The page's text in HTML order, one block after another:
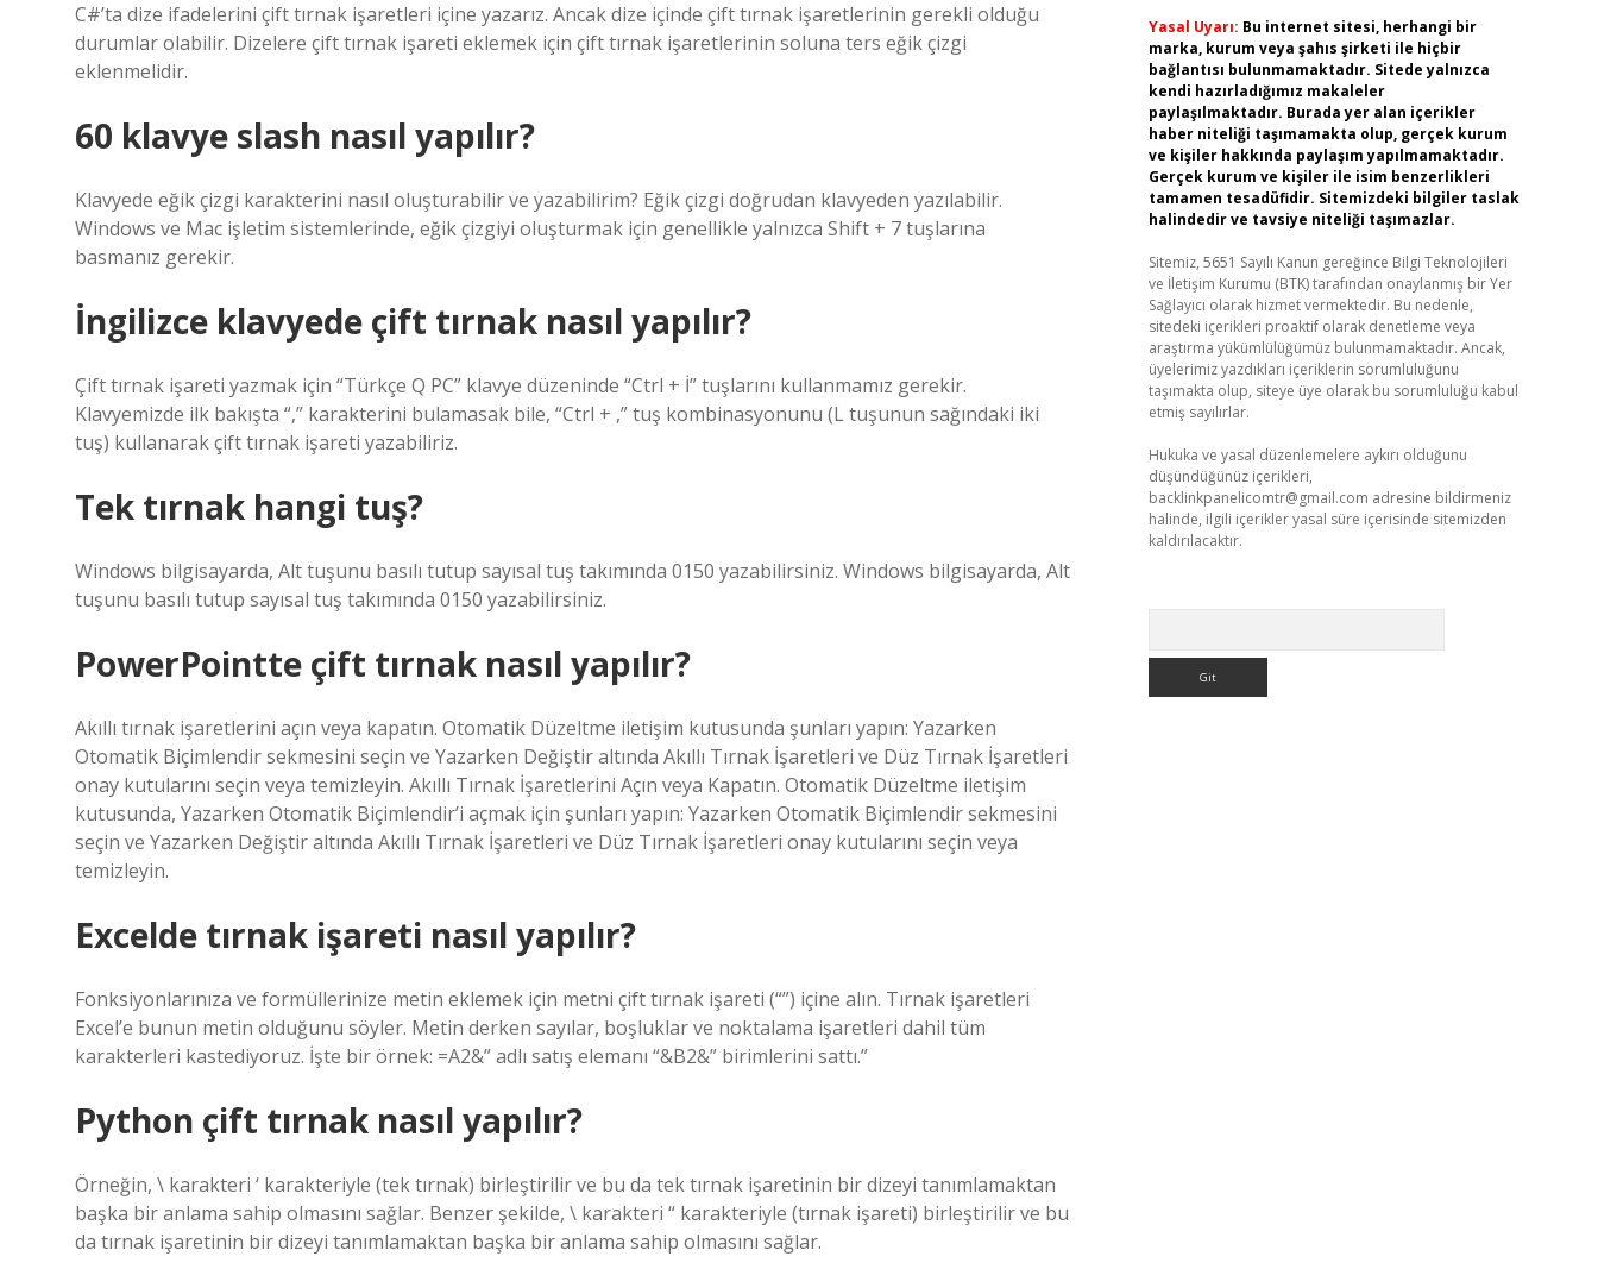
C#’ta dize ifadelerini çift tırnak işaretleri içine yazarız. Ancak dize içinde çift tırnak işaretlerinin gerekli olduğu
durumlar olabilir. Dizelere çift tırnak işareti eklemek için çift tırnak işaretlerinin soluna ters eğik çizgi
eklenmelidir.
60 klavye slash nasıl yapılır?
Klavyede eğik çizgi karakterini nasıl oluşturabilir ve yazabilirim? Eğik çizgi doğrudan klavyeden yazılabilir.
Windows ve Mac işletim sistemlerinde, eğik çizgiyi oluşturmak için genellikle yalnızca Shift + 7 tuşlarına
basmanız gerekir.
İngilizce klavyede çift tırnak nasıl yapılır?
Çift tırnak işareti yazmak için “Türkçe Q PC” klavye düzeninde “Ctrl + İ” tuşlarını kullanmamız gerekir.
Klavyemizde ilk bakışta “,” karakterini bulamasak bile, “Ctrl + ,” tuş kombinasyonunu (L tuşunun sağındaki iki
tuş) kullanarak çift tırnak işareti yazabiliriz.
Tek tırnak hangi tuş?
Windows bilgisayarda, Alt tuşunu basılı tutup sayısal tuş takımında 0150 yazabilirsiniz. Windows bilgisayarda, Alt
tuşunu basılı tutup sayısal tuş takımında 0150 yazabilirsiniz.
PowerPointte çift tırnak nasıl yapılır?
Akıllı tırnak işaretlerini açın veya kapatın. Otomatik Düzeltme iletişim kutusunda şunları yapın: Yazarken
Otomatik Biçimlendir sekmesini seçin ve Yazarken Değiştir altında Akıllı Tırnak İşaretleri ve Düz Tırnak İşaretleri
onay kutularını seçin veya temizleyin. Akıllı Tırnak İşaretlerini Açın veya Kapatın. Otomatik Düzeltme iletişim
kutusunda, Yazarken Otomatik Biçimlendir’i açmak için şunları yapın: Yazarken Otomatik Biçimlendir sekmesini
seçin ve Yazarken Değiştir altında Akıllı Tırnak İşaretleri ve Düz Tırnak İşaretleri onay kutularını seçin veya
temizleyin.
Excelde tırnak işareti nasıl yapılır?
Fonksiyonlarınıza ve formüllerinize metin eklemek için metni çift tırnak işareti (“”) içine alın. Tırnak işaretleri
Excel’e bunun metin olduğunu söyler. Metin derken sayılar, boşluklar ve noktalama işaretleri dahil tüm
karakterleri kastediyoruz. İşte bir örnek: =A2&” adlı satış elemanı “&B2&” birimlerini sattı.”
Python çift tırnak nasıl yapılır?
Örneğin, \ karakteri ‘ karakteriyle (tek tırnak) birleştirilir ve bu da tek tırnak işaretinin bir dizeyi tanımlamaktan
başka bir anlama sahip olmasını sağlar. Benzer şekilde, \ karakteri “ karakteriyle (tırnak işareti) birleştirilir ve bu
da tırnak işaretinin bir dizeyi tanımlamaktan başka bir anlama sahip olmasını sağlar.
Yasal Uyarı: Bu internet sitesi, herhangi bir
marka, kurum veya şahıs şirketi ile hiçbir
bağlantısı bulunmamaktadır. Sitede yalnızca
kendi hazırladığımız makaleler
paylaşılmaktadır. Burada yer alan içerikler
haber niteliği taşımamakta olup, gerçek kurum
ve kişiler hakkında paylaşım yapılmamaktadır.
Gerçek kurum ve kişiler ile isim benzerlikleri
tamamen tesadüfidir. Sitemizdeki bilgiler taslak
halindedir ve tavsiye niteliği taşımazlar.
Sitemiz, 5651 Sayılı Kanun gereğince Bilgi Teknolojileri
ve İletişim Kurumu (BTK) tarafından onaylanmış bir Yer
Sağlayıcı olarak hizmet vermektedir. Bu nedenle,
sitedeki içerikleri proaktif olarak denetleme veya
araştırma yükümlülüğümüz bulunmamaktadır. Ancak,
üyelerimiz yazdıkları içeriklerin sorumluluğunu
taşımakta olup, siteye üye olarak bu sorumluluğu kabul
etmiş sayılırlar.
Hukuka ve yasal düzenlemelere aykırı olduğunu
düşündüğünüz içerikleri,
backlinkpanelicomtr@gmail.com adresine bildirmeniz
halinde, ilgili içerikler yasal süre içerisinde sitemizden
kaldırılacaktır.